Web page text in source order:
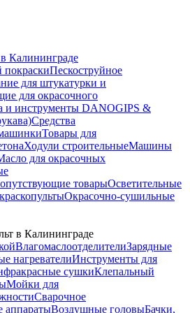
Калининграде
покраскиПескоструйное
для штукатурки и
для окрасочного
и инструменты DANOGIPS &
Средства
Товары для
Ходули строительныеМашины
для окрасочных
товарыОсветительные
Окрасочно-сушильные
в Калининграде
ВлагомаслоотделителиЗарядные
нагревателиИнструменты для
сушкиКлепальный
Мойки для
Сварочное
аппаратыВоздушные головыБачки,